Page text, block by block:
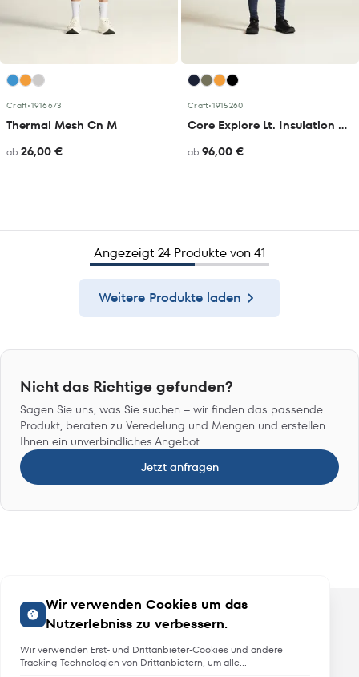
Craft•1916673
Thermal Mesh Cn M
ab 26,00 €
Craft•1915260
Core Explore Lt. Insulation Jkt M
ab 96,00 €
Angezeigt 24 Produkte von 41
Weitere Produkte laden
Nicht das Richtige gefunden?
Sagen Sie uns, was Sie suchen – wir finden das passende
Produkt, beraten zu Veredelung und Mengen und erstellen
Ihnen ein unverbindliches Angebot.
Jetzt anfragen
Wir verwenden Cookies um das
Nutzerlebniss zu verbessern.
Wir verwenden Erst- und Drittanbieter-Cookies und andere
Tracking-Technologien von Drittanbietern, um alle